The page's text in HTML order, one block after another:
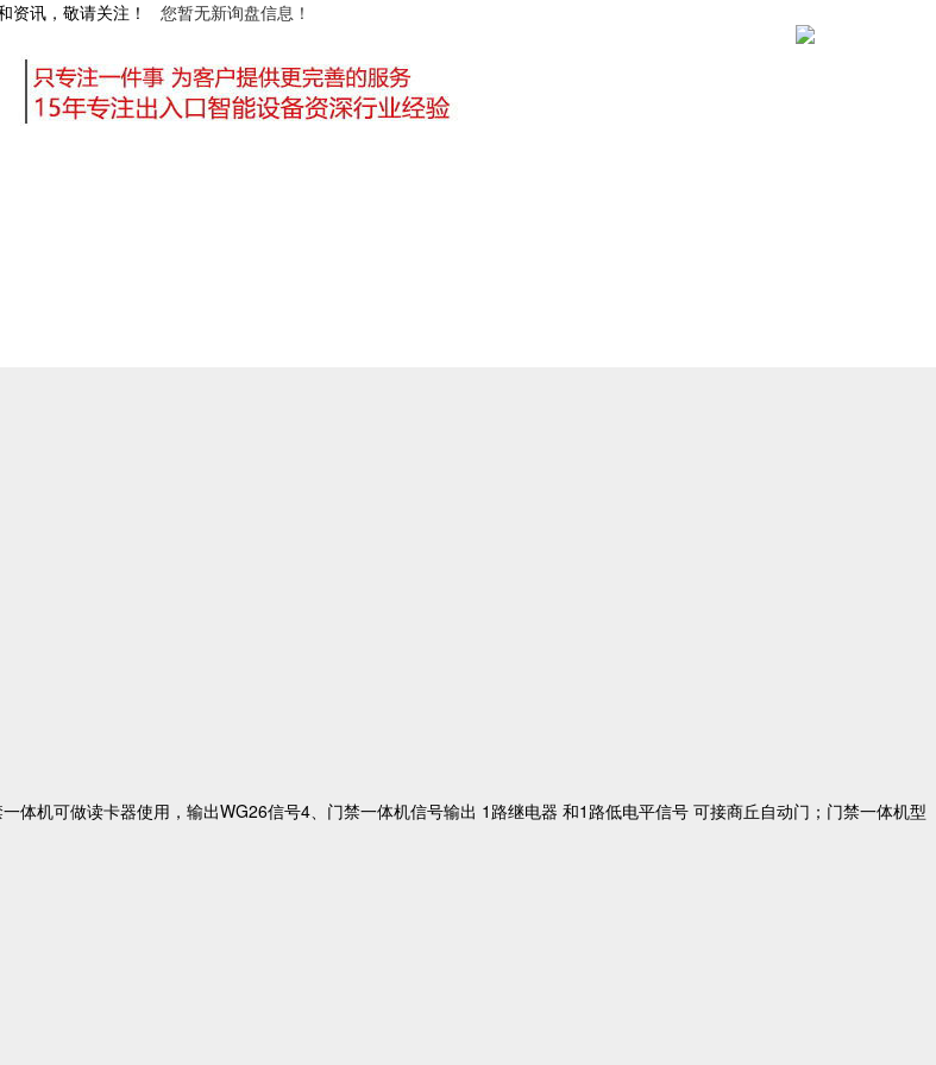
资讯，敬请关注！ 您暂无新询盘信息！
机可做读卡器使用，输出WG26信号4、门禁一体机信号输出 1路继电器 和1路低电平信号 可接商丘自动门；门禁一体机型